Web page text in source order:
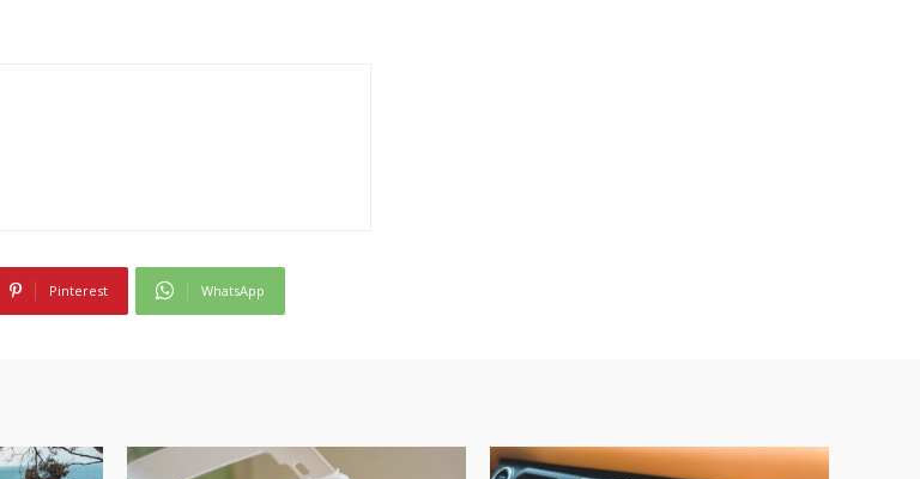
Pinterest WhatsApp